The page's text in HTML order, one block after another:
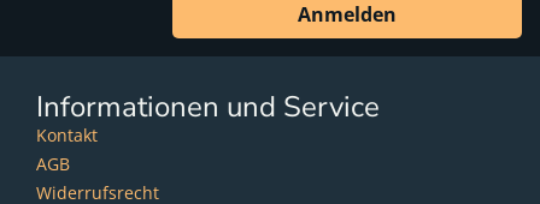
Anmelden
Informationen und Service
Kontakt
AGB
Widerrufsrecht